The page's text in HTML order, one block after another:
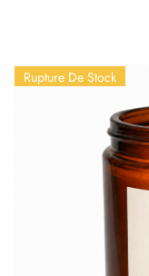
Rupture De Stock